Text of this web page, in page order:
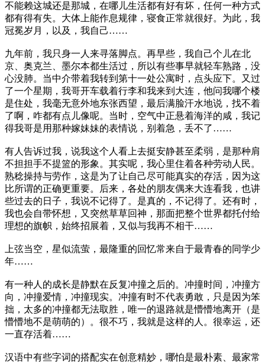
不能赖这城还是那城，在哪儿生活都有好有坏，任何一种方式
都有得有失。大体上能作息规律，寝食正常就很好。为此，我
冠冕岁月，以及，我自己……
九年前，我只身一人来寻落脚点。再早些，我自己个儿在北
京、奥克兰、墨尔本都生活过，所以有些事早就轻车熟路，没
心没肺。当中介带着我转到第十一处公寓时，点头应下。又过
了一个星期，我哥开车载着行李和我来到大连，他问我哪个楼
是住处，我毫无意外地东张西望，最后满脸汗水地说，找不着
了啊，咋都有点儿像呢。当时，空气中正悬着海洋的咸，我记
得我哥是用那种嫁妹妹的表情说，别着急，丢不了……
有人告诉过我，说我这个人看上去挺安静甚至柔弱，是那种肩
不担担手不提篮的形象。其实呢，我心里住着各种劳动人民。
熟稔操持与劳作，这是为了让自己尽可能真实的存活，因为这
比所谓的正确更重要。后来，各处的朋友偶来大连看我，也讲
些过去的日子，我说不记得了。是真的，不记得了。还有时，
我也会自带怀想，又突然草草回神，那面把整个世界都托付给
理想的旗帜，始终招展着，又似与我再不相干……
上弦当空，星似流萤，最隆重的回忆常来自于最青春的同学少
年……
有一种人的成长是静默在反复冲撞之后的。冲撞时间，冲撞方
向，冲撞爱情，冲撞现实。冲撞有时不代表勇敢，只是因为笨
拙，太多的冲撞都无法取胜，唯一的退路就是懵懵地离开（是
懵懵地不是萌萌的）。很不巧，我就是这样的人。很幸运，还
一直存活着……
汉语中有些字词的搭配实在创意精妙，哪怕是最朴素、最家常